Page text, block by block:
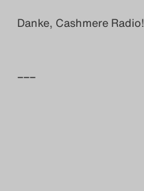
Danke, Cashmere Radio!
–––